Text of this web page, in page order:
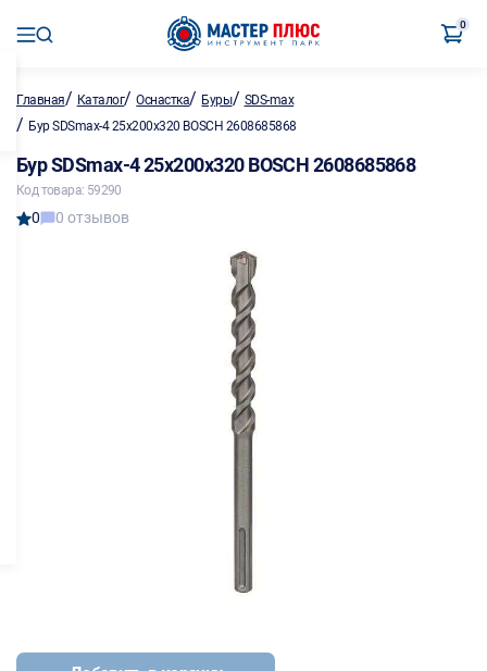
0
Главная/ Каталог/Оснастка/ Буры/ SDS-max
/ Бур SDSmax-4 25х200х320 BOSCH 2608685868
Бур SDSmax-4 25х200х320 BOSCH 2608685868
Код товара: 59290
0 0 отзывов